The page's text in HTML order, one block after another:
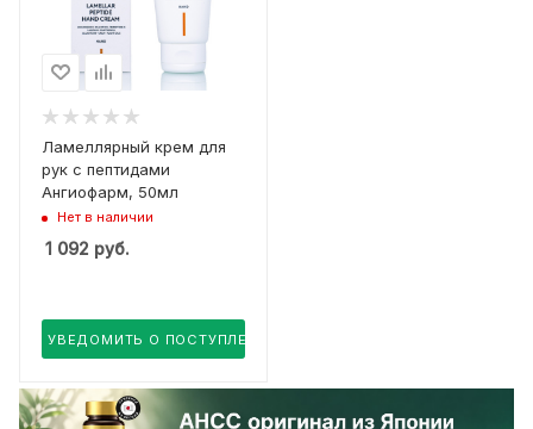
Ламеллярный крем для
рук с пептидами
Ангиофарм, 50мл
Нет в наличии
1 092 руб.
УВЕДОМИТЬ О ПОСТУПЛЕНИИ